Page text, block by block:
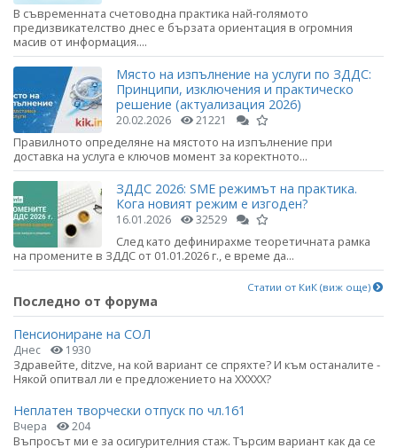
В съвременната счетоводна практика най-голямото
предизвикателство днес е бързата ориентация в огромния
масив от информация....
Място на изпълнение на услуги по ЗДДС:
Принципи, изключения и практическо
решение (актуализация 2026)
20.02.2026 21221
Правилното определяне на мястото на изпълнение при
доставка на услуга е ключов момент за коректното...
ЗДДС 2026: SME режимът на практика.
Кога новият режим е изгоден?
16.01.2026 32529
След като дефинирахме теоретичната рамка
на промените в ЗДДС от 01.01.2026 г., е време да...
Статии от КиК (виж още)
Последно от форума
Пенсиониране на СОЛ
Днес 1930
Здравейте, ditzve, на кой вариант се спряхте? И към останалите -
Някой опитвал ли е предложението на ХХХХХ?
Неплатен творчески отпуск по чл.161
Вчера 204
Въпросът ми е за осигурителния стаж. Търсим вариант как да се